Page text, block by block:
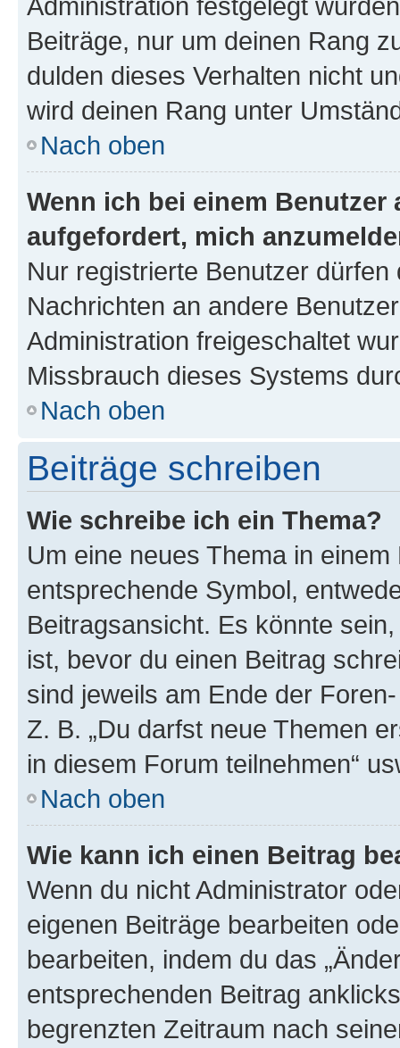
Beiträge, nur um deinen Rang
dulden dieses Verhalten nicht
wird deinen Rang unter
Nach oben
Wenn ich bei einem
aufgefordert, mich
Nur registrierte Benutzer
Nachrichten an andere
Administration freigeschaltet
Missbrauch dieses Systems
Nach oben
Beiträge schreiben
Wie schreibe ich ein Thema?
Um eine neues Thema in
entsprechende Symbol,
Beitragsansicht. Es könnte
ist, bevor du einen Beitrag
sind jeweils am Ende der
Z. B. „Du darfst neue Themen
in diesem Forum teilnehmen“
Nach oben
Wie kann ich einen Beitrag
Wenn du nicht Administrator
eigenen Beiträge bearbeiten
bearbeiten, indem du das
entsprechenden Beitrag
begrenzten Zeitraum nach